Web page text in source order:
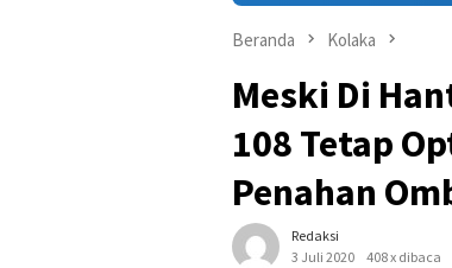
Beranda Kolaka
Meski Di
108 Tetap
Penahan
Redaksi
3 Juli 2020
408 x dibaca